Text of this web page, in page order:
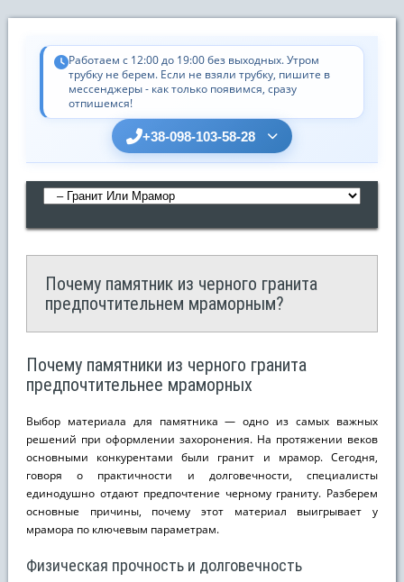
Работаем с 12:00 до 19:00 без выходных. Утром
трубку не берем. Если не взяли трубку, пишите в
мессенджеры - как только появимся, сразу
отпишемся!
+38-098-103-58-28
Почему памятник из черного гранита
предпочтительнем мраморным?
Почему памятники из черного гранита
предпочтительнее мраморных
Выбор материала для памятника — одно из самых важных
решений при оформлении захоронения. На протяжении веков
основными конкурентами были гранит и мрамор. Сегодня,
говоря о практичности и долговечности, специалисты
единодушно отдают предпочтение черному граниту. Разберем
основные причины, почему этот материал выигрывает у
мрамора по ключевым параметрам.
Физическая прочность и долговечность